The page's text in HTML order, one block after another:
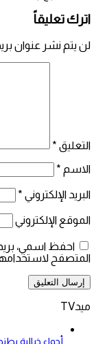
اترك تعليقاً
لن يتم نشر عنوان
التعليق *
الاسم *
البريد الإلكتروني *
الموقع الإلكتروني
احفظ اسمي،
المتصفح
ميدTV
أجواء خيالية